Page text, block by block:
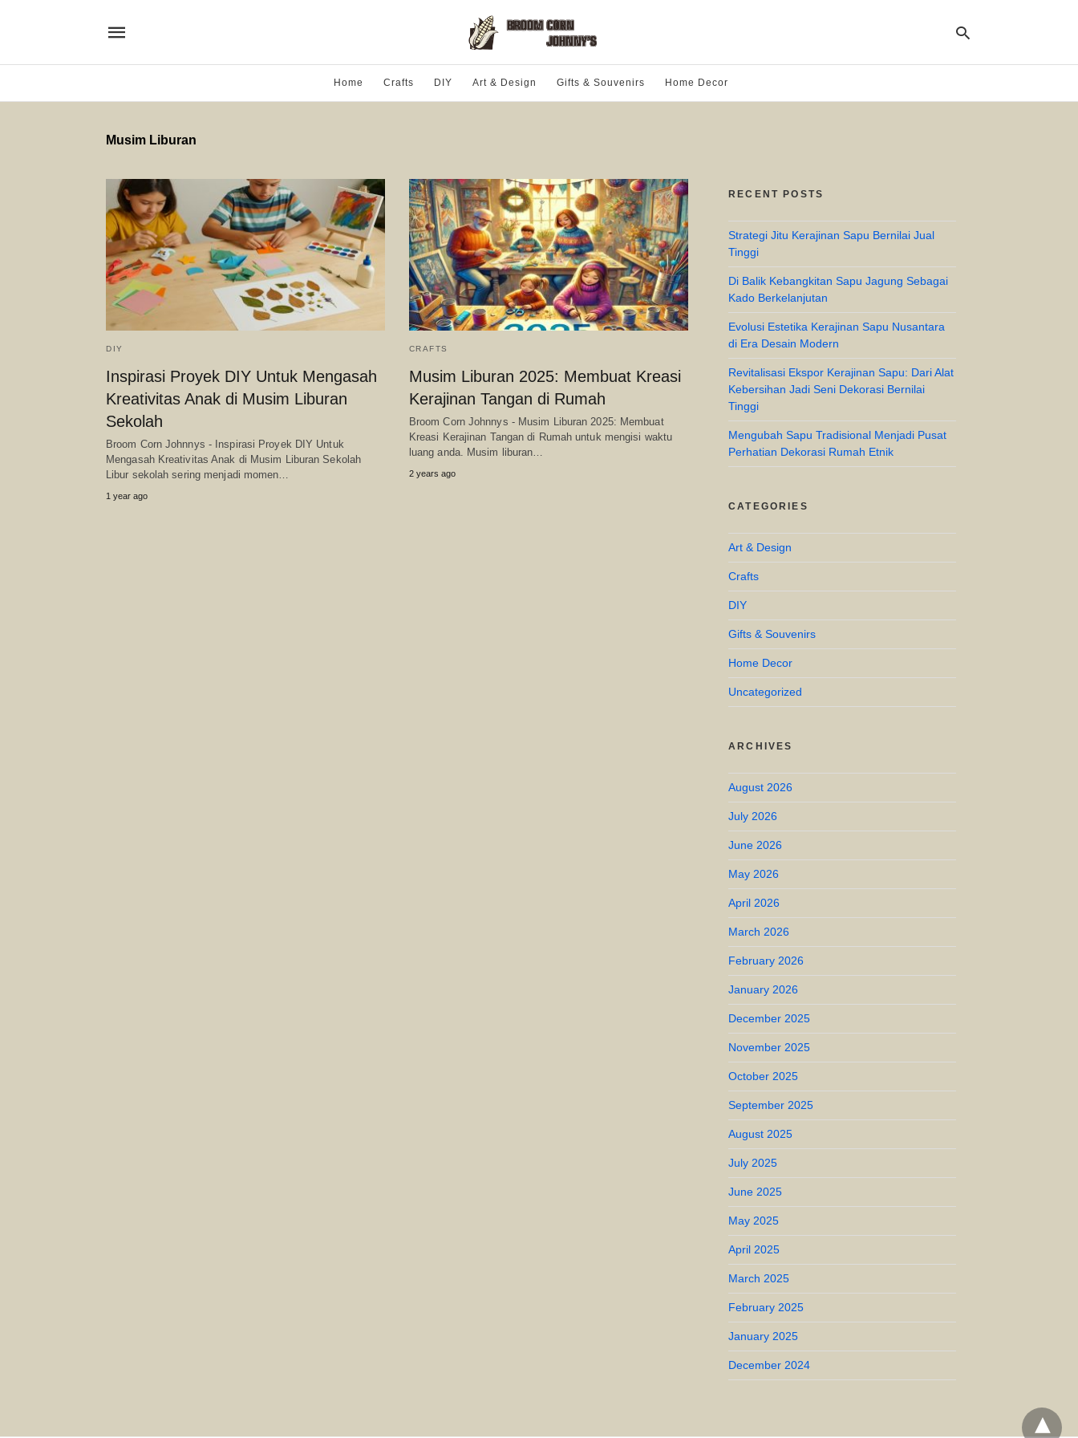
Home Crafts DIY Art & Design Gifts & Souvenirs Home Decor
Musim Liburan
DIY
Inspirasi Proyek DIY Untuk Mengasah
Kreativitas Anak di Musim Liburan
Sekolah
Broom Corn Johnnys - Inspirasi Proyek DIY Untuk
Mengasah Kreativitas Anak di Musim Liburan Sekolah
Libur sekolah sering menjadi momen…
1 year ago
CRAFTS
Musim Liburan 2025: Membuat Kreasi
Kerajinan Tangan di Rumah
Broom Corn Johnnys - Musim Liburan 2025: Membuat
Kreasi Kerajinan Tangan di Rumah untuk mengisi waktu
luang anda. Musim liburan…
2 years ago
RECENT POSTS
Strategi Jitu Kerajinan Sapu Bernilai Jual
Tinggi
Di Balik Kebangkitan Sapu Jagung Sebagai
Kado Berkelanjutan
Evolusi Estetika Kerajinan Sapu Nusantara
di Era Desain Modern
Revitalisasi Ekspor Kerajinan Sapu: Dari Alat
Kebersihan Jadi Seni Dekorasi Bernilai
Tinggi
Mengubah Sapu Tradisional Menjadi Pusat
Perhatian Dekorasi Rumah Etnik
CATEGORIES
Art & Design
Crafts
DIY
Gifts & Souvenirs
Home Decor
Uncategorized
ARCHIVES
August 2026
July 2026
June 2026
May 2026
April 2026
March 2026
February 2026
January 2026
December 2025
November 2025
October 2025
September 2025
August 2025
July 2025
June 2025
May 2025
April 2025
March 2025
February 2025
January 2025
December 2024